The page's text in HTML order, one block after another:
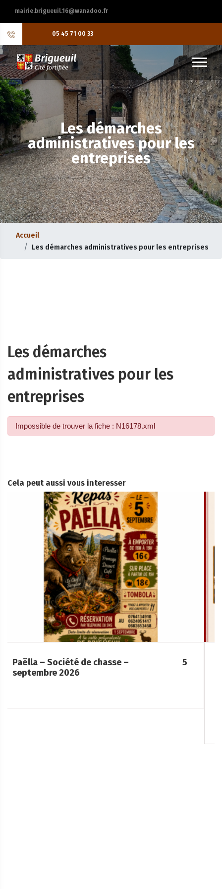
mairie.brigueuil.16@wanadoo.fr
05 45 71 00 33
Les démarches
administratives pour les
entreprises
Accueil
Les démarches administratives pour les entreprises
Les démarches
administratives pour les
entreprises
Impossible de trouver la fiche : N16178.xml
Cela peut aussi vous interesser
Soirée Folklorique – Brigueuil – Samedi 08
aout
de 20h, place de la […]